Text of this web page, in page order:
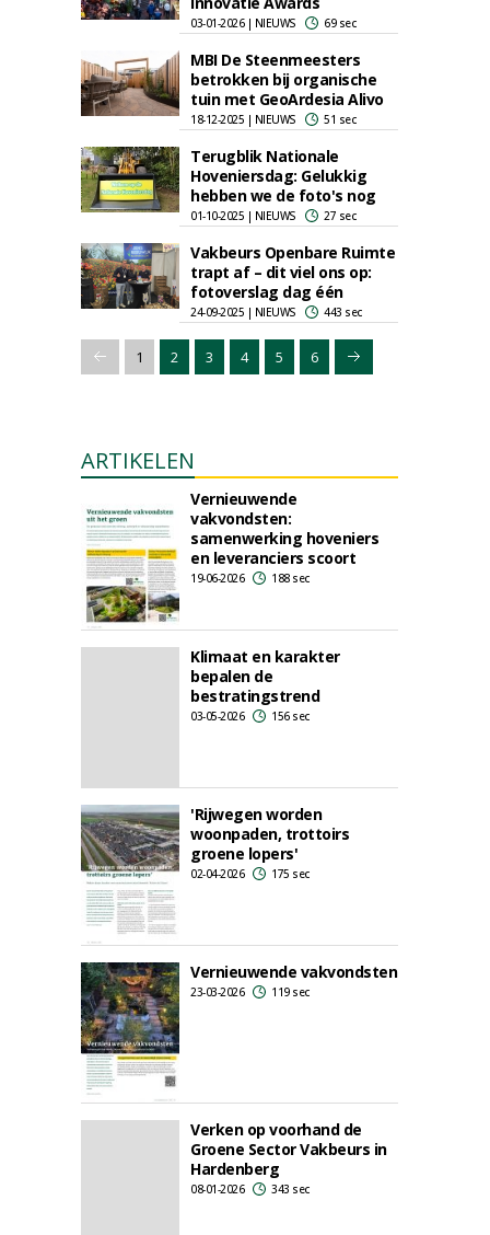
03-01-2026 | NIEUWS 69 sec
MBI De Steenmeesters
betrokken bij organische
tuin met GeoArdesia Alivo
18-12-2025 | NIEUWS 51 sec
Terugblik Nationale
Hoveniersdag: Gelukkig
hebben we de foto's nog
01-10-2025 | NIEUWS 27 sec
Vakbeurs Openbare Ruimte
trapt af – dit viel ons op:
fotoverslag dag één
24-09-2025 | NIEUWS 443 sec
1 2 3 4 5 6
ARTIKELEN
Vernieuwende
vakvondsten:
samenwerking hoveniers
en leveranciers scoort
19-06-2026 188 sec
Klimaat en karakter
bepalen de
bestratingstrend
03-05-2026 156 sec
'Rijwegen worden
woonpaden, trottoirs
groene lopers'
02-04-2026 175 sec
Vernieuwende vakvondsten
23-03-2026 119 sec
Verken op voorhand de
Groene Sector Vakbeurs in
Hardenberg
08-01-2026 343 sec